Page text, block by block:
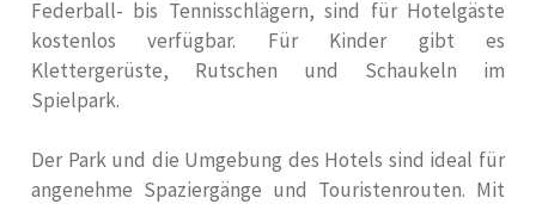
Federball- bis Tennisschlägern, sind für Hotelgäste
kostenlos verfügbar. Für Kinder gibt es
Klettergerüste, Rutschen und Schaukeln im
Spielpark.
Der Park und die Umgebung des Hotels sind ideal für
angenehme Spaziergänge und Touristenrouten. Mit